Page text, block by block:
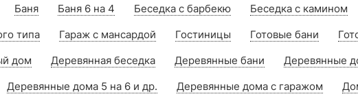
Баня Баня 6 на 4 Беседка с барбекю Беседка с камином
типа Гараж с мансардой Гостиницы Готовые бани
дом Деревянная беседка Деревянные бани
Деревянные
Деревянные дома 5 на 6 и др. Деревянные дома с гаражом